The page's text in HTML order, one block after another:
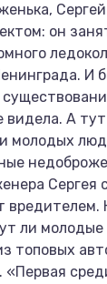
он
И
видела. А
молодых
Сергея
вредителем.
ли
топовых
«Первая